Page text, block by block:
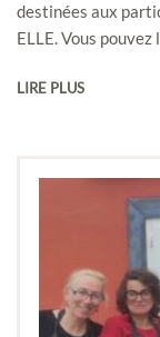
destinées aux
ELLE. Vous
LIRE PLUS